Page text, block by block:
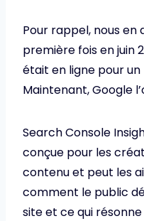
Pour rappel, nous en
première fois en juin
était en ligne pour
Maintenant, Google
Search Console
conçue pour les
contenu et peut les
comment le public
site et ce qui